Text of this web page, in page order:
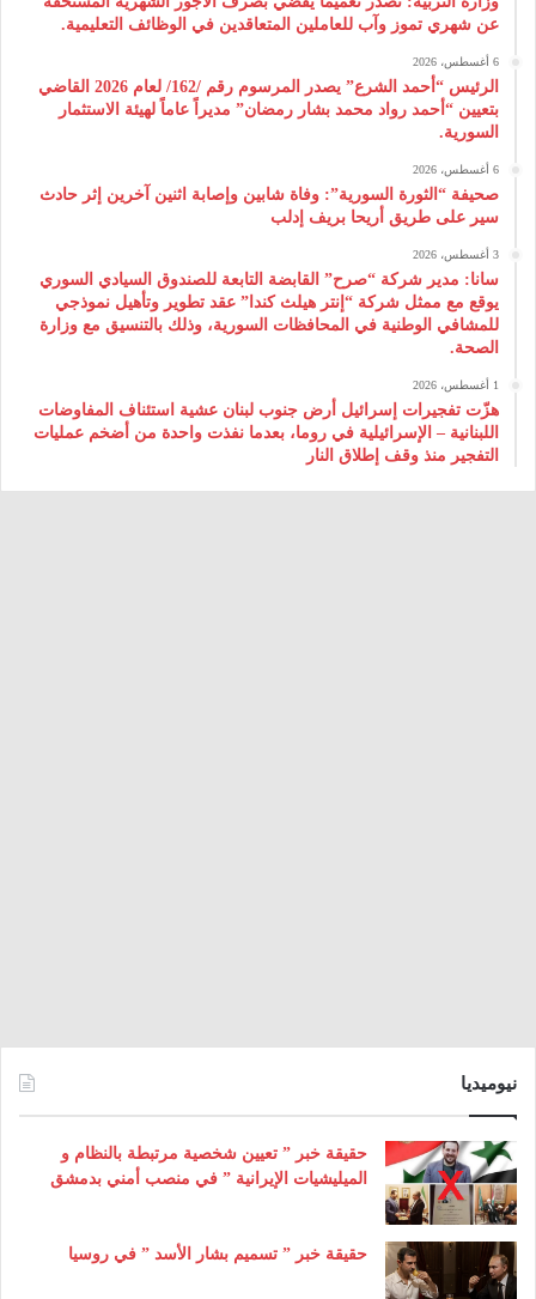
عن شهري تموز وآب للعاملين المتعاقدين في الوظائف التعليمية.
6 أغسطس، 2026
الرئيس “أحمد الشرع” يصدر المرسوم رقم /162/ لعام 2026 ‌القاضي
بتعيين “أحمد رواد محمد بشار رمضان” مديراً عاماً لهيئة ‌الاستثمار
السورية.
6 أغسطس، 2026
صحيفة “الثورة السورية”: وفاة شابين وإصابة اثنين آخرين إثر حادث
سير على طريق أريحا بريف إدلب
3 أغسطس، 2026
سانا: مدير شركة “صرح” القابضة التابعة للصندوق السيادي السوري
يوقع مع ممثل شركة “إنتر هيلث كندا” عقد تطوير وتأهيل نموذجي
للمشافي الوطنية في المحافظات السورية، وذلك بالتنسيق مع وزارة
الصحة.
1 أغسطس، 2026
هزّت تفجيرات إسرائيل أرض جنوب لبنان عشية استئناف المفاوضات
اللبنانية – الإسرائيلية في روما، بعدما نفذت واحدة من أضخم عمليات
التفجير منذ وقف إطلاق النار
نيوميديا
حقيقة خبر ” تعيين شخصية مرتبطة بالنظام و
الميليشيات الإيرانية ” في منصب أمني بدمشق
حقيقة خبر ” تسميم بشار الأسد ” في روسيا